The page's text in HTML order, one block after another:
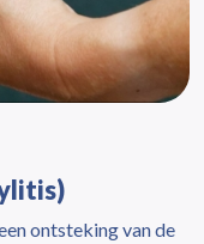
ontsteking van de